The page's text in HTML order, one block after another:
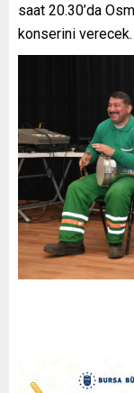
saat 20.30’da
konserini verecek.